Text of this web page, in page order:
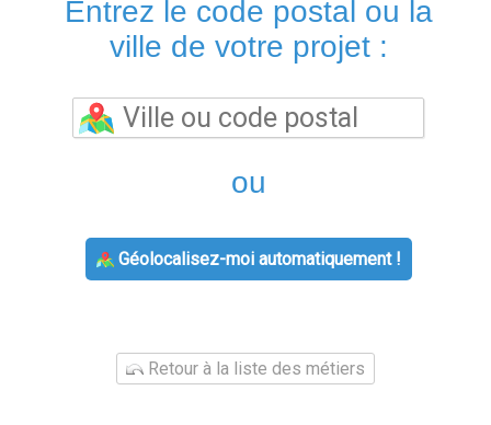
Entrez le code postal ou la
ville de votre projet :
ou
Géolocalisez-moi automatiquement !
Retour à la liste des métiers